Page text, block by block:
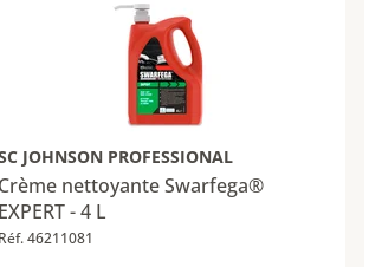
JOHNSON PROFESSIONAL
Crème nettoyante Swarfega®
EXPERT - 4 L
Réf. 46211081